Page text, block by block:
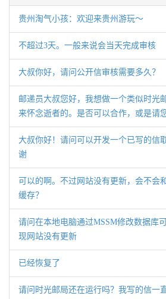
贵州淘气小孩：欢迎来贵州游玩～
不超过3天。一般来说会当天完成审核
大叔你好，请问公开信审核需要多久？
邮递员大叔您好，我想做一个类似时光
来怀念逝者的。是否可以合作，或是请
大叔你好！请问可以开发一个已写的信
谢
可以的啊。不过网站没有更新，会不会
缓存？
请问在本地电脑通过MSSM修改数据库
现网站没有更新
已经恢复了
请问时光邮局还在运行吗？我写的信一